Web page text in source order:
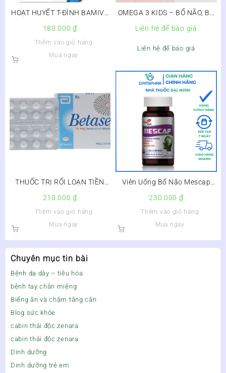
Chuyên mục tin bài
Bệnh dạ dày – tiêu hóa
bệnh tay chân miệng
Biếng ăn và chậm tăng cân
Blog sức khỏe
cabin thải độc zenara
cabin thải độc zenara
Dinh dưỡng
Dinh dưỡng trẻ em
HOẠT HUYẾT T-ĐÌNH BAMIVA
180.000₫
Thêm vào giỏ hàng
Mua ngay
OMEGA 3 KIDS – BỔ NÃO, BỔ
MẮT DÀNH CHO TRẺ
Liên hệ để báo giá
Liên hệ để báo giá
THUỐC TRỊ RỐI LOẠN TIỀN
ĐÌNH BETASERC 16MG
210.000₫
Thêm vào giỏ hàng
Mua ngay
Viên Uống Bổ Não Mescap
Hộp 30 Viên –
230.000 ₫
Thêm vào giỏ hàng
Mua ngay